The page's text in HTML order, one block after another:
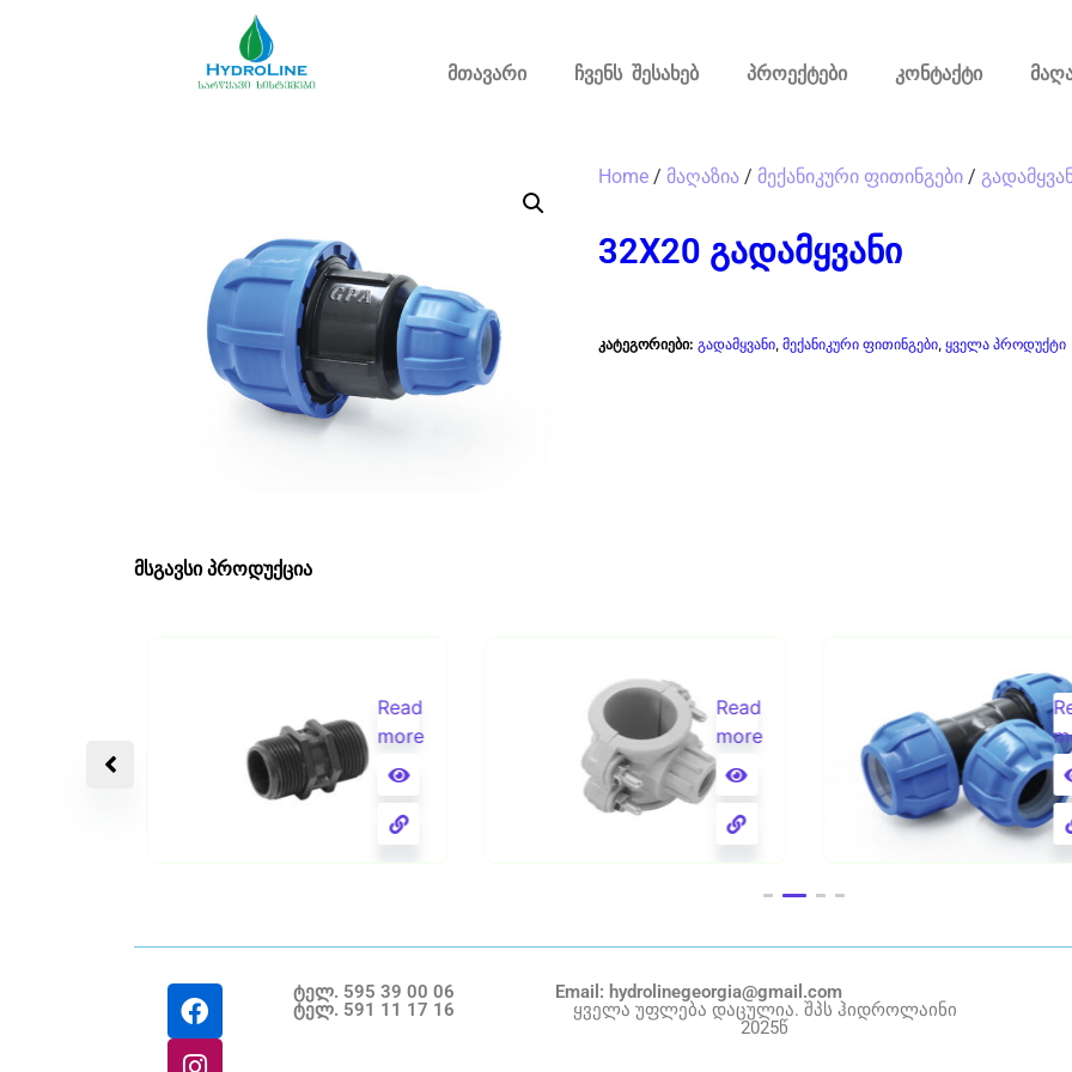
მთავარი ჩვენს შესახებ პროექტები კონტაქტი
Home/ მაღაზია/ მექანიკური ფითინგები/
32X20 გადამყვანი
კატეგორიები: გადამყვანი, მექანიკური ფითინგები, ყველა პროდუქტი
მსგავსი პროდუქცია
Read
more
Read
more
ტელ. 595 39 00 06
ტელ. 591 11 17 16
Email: hydrolinegeorgia@gmail.com
ყველა უფლება დაცულია. შპს ჰიდროლაინი
2025წ